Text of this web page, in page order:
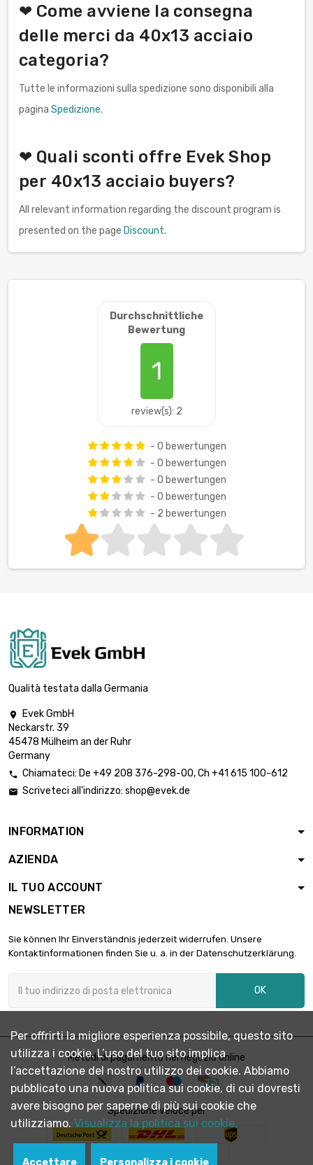
❤ Come avviene la consegna
delle merci da 40x13 acciaio
categoria?
Tutte le informazioni sulla spedizione sono disponibili alla
pagina Spedizione.
❤ Quali sconti offre Evek Shop
per 40x13 acciaio buyers?
All relevant information regarding the discount program is
presented on the page Discount.
Durchschnittliche
Bewertung
1
review(s): 2
- 0 bewertungen
- 0 bewertungen
- 0 bewertungen
- 0 bewertungen
- 2 bewertungen
Qualità testata dalla Germania

Evek GmbH
Neckarstr. 39
45478 Mülheim an der Ruhr
Germany
 Chiamateci: De +49 208 376-298-00, Ch +41 615 100-612
 Scriveteci all'indirizzo: shop@evek.de
INFORMATION
AZIENDA
IL TUO ACCOUNT
NEWSLETTER
Sie können Ihr Einverständnis jederzeit widerrufen. Unsere
Kontaktinformationen finden Sie u. a. in der Datenschutzerklärung.
OK
Metodi di pagamento nel negozio online
Spedizione veloce per
Per offrirti la migliore esperienza possibile, questo sito
utilizza i cookie. L’uso del tuo sito implica
l’accettazione del nostro utilizzo dei cookie. Abbiamo
pubblicato una nuova politica sui cookie, di cui dovresti
avere bisogno per saperne di più sui cookie che
utilizziamo. Visualizza la politica sui cookie.
Accettare Personalizza i cookie